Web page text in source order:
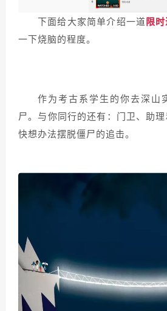
下面给大家简单介绍一道 限
一下烧脑的程度。
作为考古系学生的你去深山
尸。与你同行的还有：门卫、助
快想办法摆脱僵尸的追击。